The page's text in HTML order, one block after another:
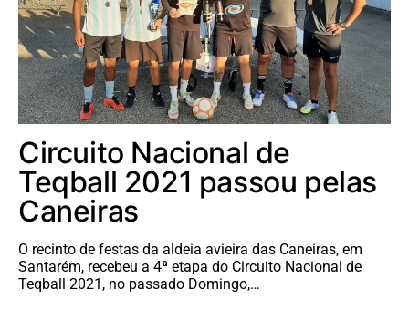
Circuito Nacional de
Teqball 2021 passou pelas
Caneiras
O recinto de festas da aldeia avieira das Caneiras, em
Santarém, recebeu a 4ª etapa do Circuito Nacional de
Teqball 2021, no passado Domingo,…